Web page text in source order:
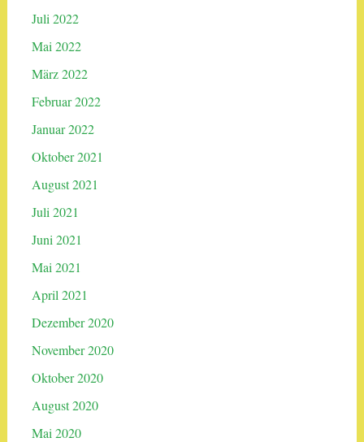
Juli 2022
Mai 2022
März 2022
Februar 2022
Januar 2022
Oktober 2021
August 2021
Juli 2021
Juni 2021
Mai 2021
April 2021
Dezember 2020
November 2020
Oktober 2020
August 2020
Mai 2020